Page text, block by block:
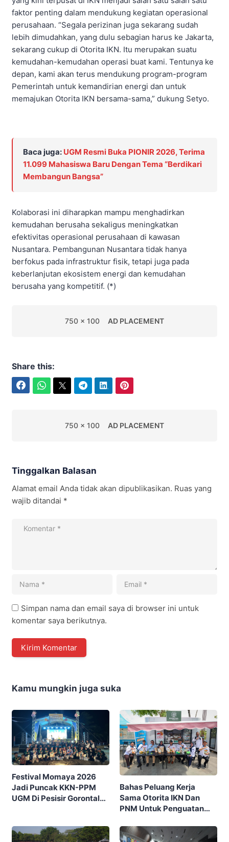
faktor penting dalam mendukung kegiatan operasional
perusahaan. “Segala perizinan juga sekarang sudah
lebih dimudahkan, yang dulu sebagian harus ke Jakarta,
sekarang cukup di Otorita IKN. Itu merupakan suatu
kemudahan-kemudahan operasi buat kami. Tentunya ke
depan, kami akan terus mendukung program-program
Pemerintah untuk kemandirian energi dan untuk
memajukan Otorita IKN bersama-sama,” dukung Setyo.
Baca juga: UGM Resmi Buka PIONIR 2026, Terima
11.099 Mahasiswa Baru Dengan Tema “Berdikari
Membangun Bangsa”
Kolaborasi ini diharapkan mampu menghadirkan
kemudahan berusaha sekaligus meningkatkan
efektivitas operasional perusahaan di kawasan
Nusantara. Pembangunan Nusantara tidak hanya
berfokus pada infrastruktur fisik, tetapi juga pada
keberlanjutan ekosistem energi dan kemudahan
berusaha yang kompetitif. (*)
750 x 100 AD PLACEMENT
Share this:
750 x 100 AD PLACEMENT
Tinggalkan Balasan
Alamat email Anda tidak akan dipublikasikan. Ruas yang
wajib ditandai *
Simpan nama dan email saya di browser ini untuk
komentar saya berikutnya.
Kamu mungkin juga suka
Festival Momaya 2026
Jadi Puncak KKN-PPM
UGM Di Pesisir Gorontalo,
Bahas Peluang Kerja
Sama Otorita IKN Dan
PNM Untuk Penguatan
Nusantara